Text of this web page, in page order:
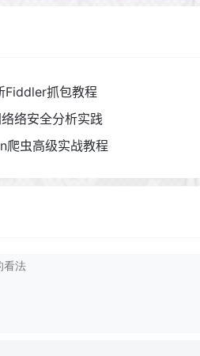
Fiddler抓包教程
络安全分析实践
爬虫高级实战教程